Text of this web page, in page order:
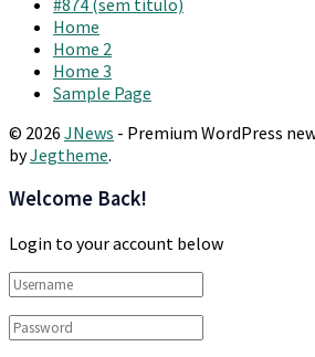
Home
Home 2
Home 3
Sample Page
© 2026 JNews - Premium WordPress
byJegtheme.
Welcome Back!
Login to your account below